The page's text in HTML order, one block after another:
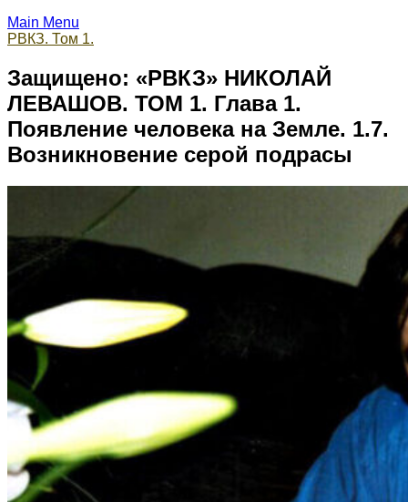
Main Menu
РВКЗ. Том 1.
Защищено: «РВКЗ» НИКОЛАЙ
ЛЕВАШОВ. ТОМ 1. Глава 1.
Появление человека на Земле. 1.7.
Возникновение серой подрасы